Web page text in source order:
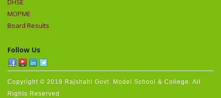
DHSE
MOPME
Board Results
Follow Us
Copyright © 2019 Rajshahi Govt. Model School & College. All
Rights Reserved